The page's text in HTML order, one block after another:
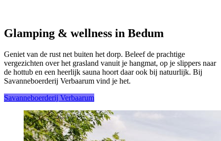
Glamping & wellness in Bedum
Geniet van de rust net buiten het dorp. Beleef de prachtige
vergezichten over het grasland vanuit je hangmat, op je slippers naar
de hottub en een heerlijk sauna hoort daar ook bij natuurlijk. Bij
Savanneboerderij Verbaarum vind je het.
Savanneboerderij Verbaarum